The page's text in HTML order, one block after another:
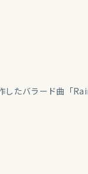
たバラード曲「